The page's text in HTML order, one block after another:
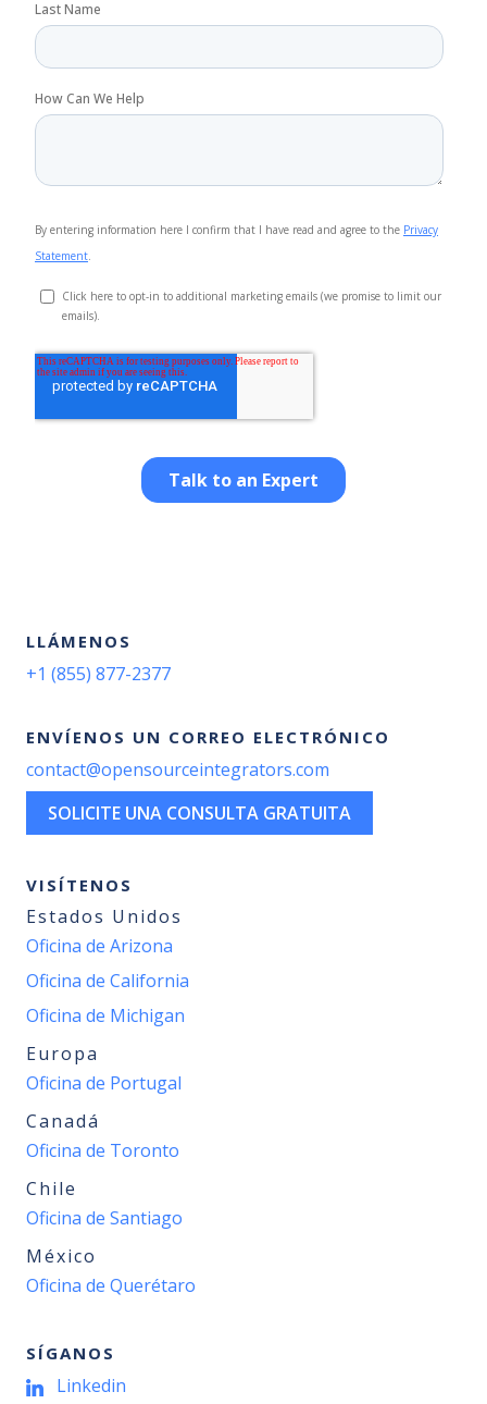
LLÁMENOS
+1 (855) 877-2377
ENVÍENOS UN CORREO ELECTRÓNICO
contact@opensourceintegrators.com
SOLICITE UNA CONSULTA GRATUITA
VISÍTENOS
Estados Unidos
Oficina de Arizona
Oficina de California
Oficina de Michigan
Europa
Oficina de Portugal
Canadá
Oficina de Toronto
Chile
Oficina de Santiago
México
Oficina de Querétaro
SÍGANOS
Linkedin